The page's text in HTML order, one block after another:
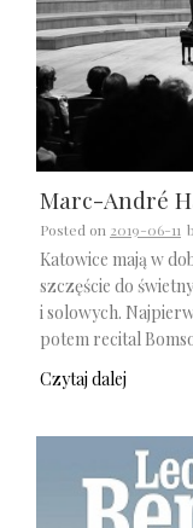
Marc-André
Posted on 2019-06-11
Katowice mają w
szczęście do
i solowych.
potem recital
Czytaj dalej